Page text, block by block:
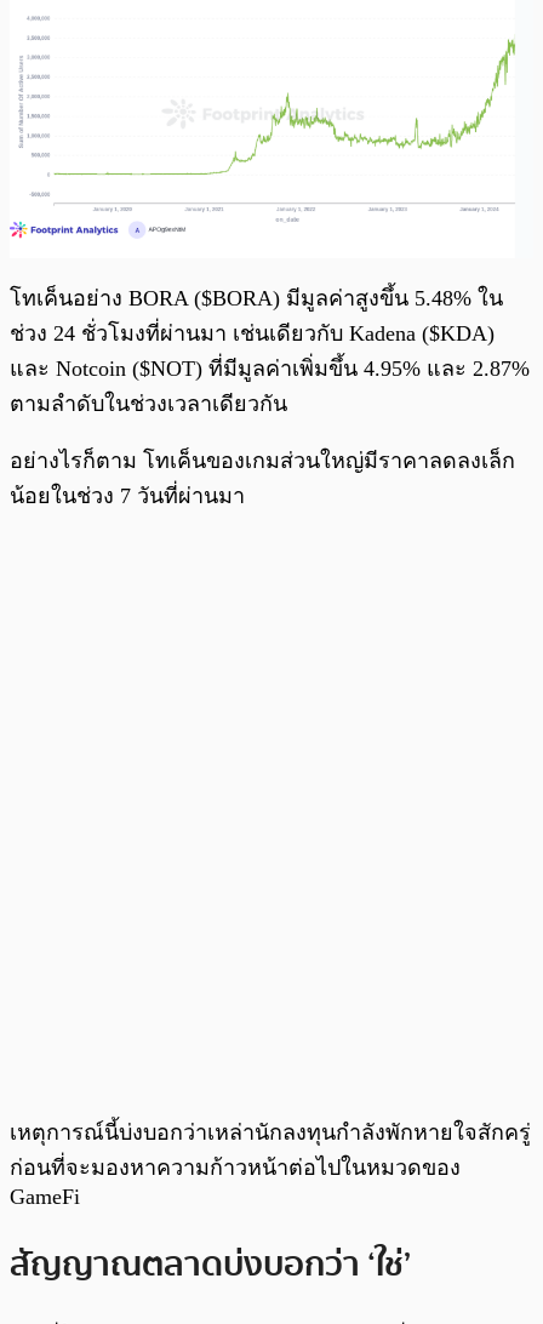
โทเค็นอย่าง BORA ($BORA) มีมูลค่าสูงขึ้น 5.48% ใน
ช่วง 24 ชั่วโมงที่ผ่านมา เช่นเดียวกับ Kadena ($KDA)
และ Notcoin ($NOT) ที่มีมูลค่าเพิ่มขึ้น 4.95% และ 2.87%
ตามลำดับในช่วงเวลาเดียวกัน
อย่างไรก็ตาม โทเค็นของเกมส่วนใหญ่มีราคาลดลงเล็ก
น้อยในช่วง 7 วันที่ผ่านมา
เหตุการณ์นี้บ่งบอกว่าเหล่านักลงทุนกำลังพักหายใจสักครู่
ก่อนที่จะมองหาความก้าวหน้าต่อไปในหมวดของ
GameFi
สัญญาณตลาดบ่งบอกว่า ‘ใช่’